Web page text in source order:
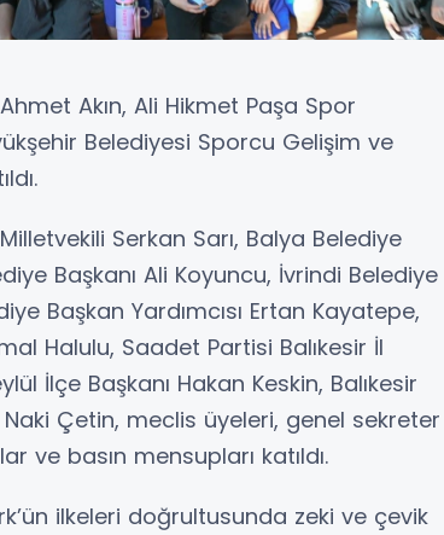
Akın, Ali Hikmet Paşa Spor
Belediyesi Sporcu Gelişim ve
Milletvekili Serkan Sarı, Balya Belediye
Başkanı Ali Koyuncu, İvrindi Belediye
Başkan Yardımcısı Ertan Kayatepe,
Halulu, Saadet Partisi Balıkesir İl
İlçe Başkanı Hakan Keskin, Balıkesir
Çetin, meclis üyeleri, genel sekreter
ve basın mensupları katıldı.
ilkeleri doğrultusunda zeki ve çevik